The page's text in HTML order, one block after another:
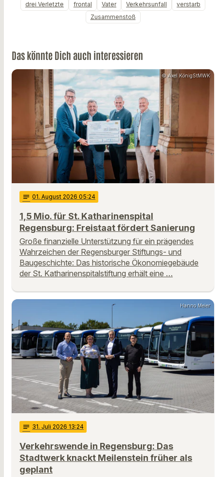
drei Verletzte
frontal Vater Verkehrsunfall
verstarb
Zusammenstoß
Das könnte Dich auch interessieren
© Axel KönigStMWK
notes 01. August 2026 05:24
1,5 Mio. für St. Katharinenspital
Regensburg: Freistaat fördert Sanierung
Große finanzielle Unterstützung für ein prägendes
Wahrzeichen der Regensburger Stiftungs- und
Baugeschichte: Das historische Ökonomiegebäude
der St. Katharinenspitalstiftung erhält eine …
Hanno Meier
notes 31. Juli 2026 13:24
Verkehrswende in Regensburg: Das
Stadtwerk knackt Meilenstein früher als
geplant